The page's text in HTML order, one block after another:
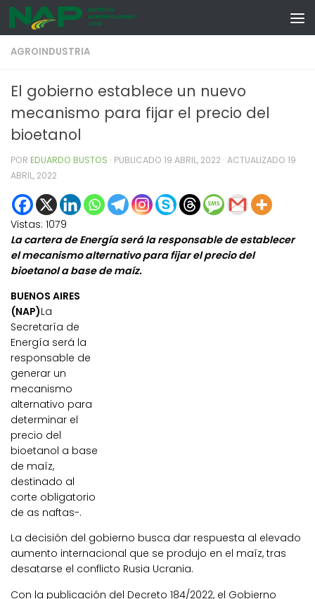
Skip to content
AGROINDUSTRIA
El gobierno establece un nuevo
mecanismo para fijar el precio del
bioetanol
POR EDUARDO BUSTOS · PUBLICADO 19 ABRIL, 2022 · ACTUALIZADO 19
ABRIL, 2022
Vistas: 1079
La cartera de Energía será la responsable de establecer
el mecanismo alternativo para fijar el precio del
bioetanol a base de maíz.
BUENOS AIRES
(NAP)La
Secretaría de
Energía será la
responsable de
generar un
mecanismo
alternativo para
determinar el
precio del
bioetanol a base
de maíz,
destinado al
corte obligatorio
de as naftas-.
La decisión del gobierno busca dar respuesta al elevado
aumento internacional que se produjo en el maíz, tras
desatarse el conflicto Rusia Ucrania.
Con la publicación del Decreto 184/2022, el Gobierno